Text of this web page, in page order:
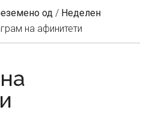
од / Неделен
на афинитети